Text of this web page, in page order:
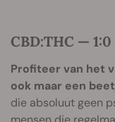
CBD:THC — 1:0
Profiteer van het
ook maar een
die absoluut geen